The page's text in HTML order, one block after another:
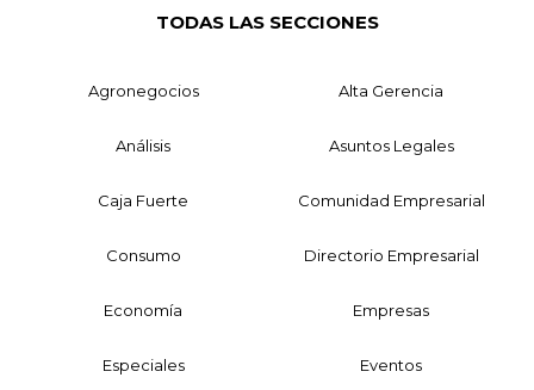
TODAS LAS SECCIONES
Agronegocios Alta Gerencia
Análisis Asuntos Legales
Caja Fuerte Comunidad Empresarial
Consumo Directorio Empresarial
Economía Empresas
Especiales Eventos